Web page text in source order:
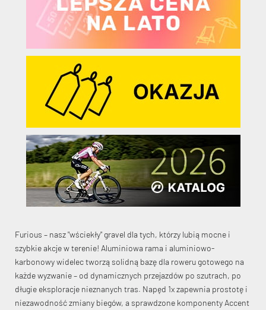
KryptoFlex Key Cable
34,90 zł* 89,00 zł*
Furious – nasz "wściekły" gravel dla tych, którzy lubią mocne i
szybkie akcje w terenie! Aluminiowa rama i aluminiowo-
karbonowy widelec tworzą solidną bazę dla roweru gotowego na
każde wyzwanie – od dynamicznych przejazdów po szutrach, po
długie eksploracje nieznanych tras. Napęd 1x zapewnia prostotę i
niezawodność zmiany biegów, a sprawdzone komponenty Accent